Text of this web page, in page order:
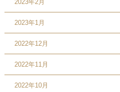
2023年2月
2023年1月
2022年12月
2022年11月
2022年10月